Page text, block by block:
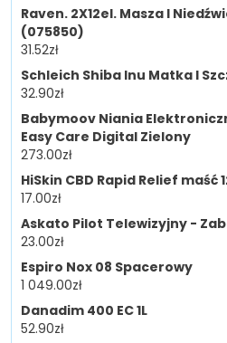
Raven. 2X12el. Masza I
(075850)
31.52zł
Schleich Shiba Inu Matka I
32.90zł
Babymoov Niania
Easy Care Digital Zielony
273.00zł
HiSkin CBD Rapid Relief maść
17.00zł
Askato Pilot Telewizyjny -
23.00zł
Espiro Nox 08 Spacerowy
1 049.00zł
Danadim 400 EC 1L
52.90zł